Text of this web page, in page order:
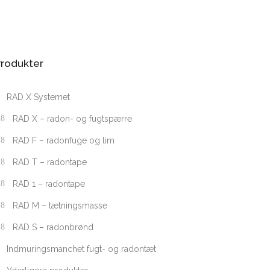
RAD X Systemet
RAD X – radon- og fugtspærre
RAD F – radonfuge og lim
RAD T – radontape
RAD 1 – radontape
RAD M – tætningsmasse
RAD S – radonbrønd
Indmuringsmanchet fugt- og radontæt